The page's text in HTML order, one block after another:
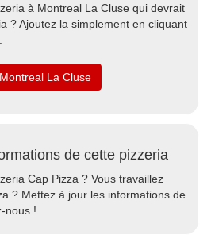
à Montreal La Cluse qui devrait
? Ajoutez la simplement en cliquant
La Cluse
de cette pizzeria
Cap Pizza ? Vous travaillez
? Mettez à jour les informations de
nous !